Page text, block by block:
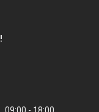
!
09:00
18:00